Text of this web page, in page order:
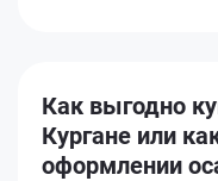
Как выгодно
Кургане или
оформлении